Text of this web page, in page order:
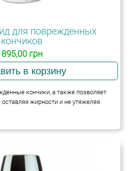
для поврежденных
кончиков
895,00 грн
кончики, а также позволяет
жирности и не утяжеляя